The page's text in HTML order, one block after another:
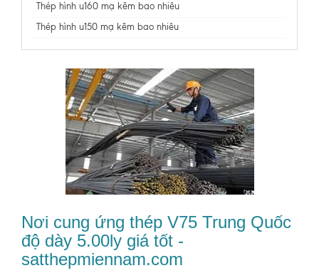
Thép hình u160 mạ kẽm bao nhiêu
Thép hình u150 mạ kẽm bao nhiêu
Nơi cung ứng thép V75 Trung Quốc
độ dày 5.00ly giá tốt -
satthepmiennam.com